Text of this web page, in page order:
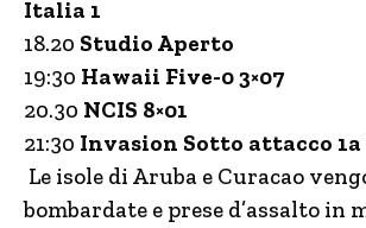
Italia 1
18.20 Studio Aperto
19:30 Hawaii Five-0 3×07
20.30 NCIS 8×01
21:30 Invasion Sotto attacco
Le isole di Aruba e Curacao
bombardate e prese d’assalto in